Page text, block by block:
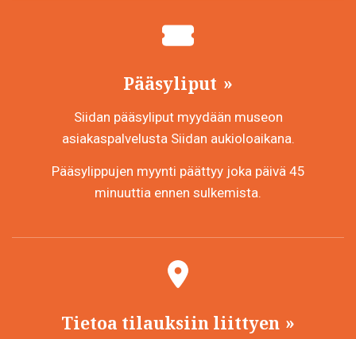
Pääsyliput
Siidan pääsyliput myydään museon
asiakaspalvelusta Siidan aukioloaikana.
Pääsylippujen myynti päättyy joka päivä 45
minuuttia ennen sulkemista.
Tietoa tilauksiin liittyen